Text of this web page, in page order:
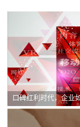
口碑红利时代，企业